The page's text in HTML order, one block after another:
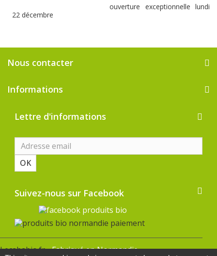
ouverture exceptionnelle lundi
22 décembre
Nous contacter
Informations
Lecababio.fr -Fabriqué en Normandie
Lettre d'informations
OK
Suivez-nous sur Facebook